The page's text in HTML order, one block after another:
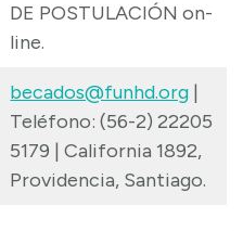
DE POSTULACIÓN on-
line.
becados@funhd.org |
Teléfono: (56-2) 22205
5179 | California 1892,
Providencia, Santiago.